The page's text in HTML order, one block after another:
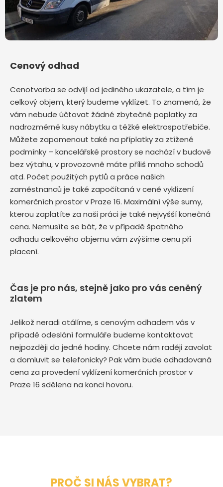
Cenový odhad
Cenotvorba se odvíjí od jediného ukazatele, a tím je
celkový objem, který budeme vyklízet. To znamená, že
vám nebude účtovat žádné zbytečné poplatky za
nadrozměrné kusy nábytku a těžké elektrospotřebiče.
Můžete zapomenout také na příplatky za ztížené
podmínky – kancelářské prostory se nachází v budově
bez výtahu, v provozovně máte příliš mnoho schodů
atd. Počet použitých pytlů a práce našich
zaměstnanců je také započítaná v ceně vyklízení
komerčních prostor v Praze 16. Maximální výše sumy,
kterou zaplatíte za naši práci je také nejvyšší konečná
cena. Nemusíte se bát, že v případě špatného
odhadu celkového objemu vám zvýšíme cenu při
placení.
Čas je pro nás, stejně jako pro vás ceněný
zlatem
Jelikož neradi otálíme, s cenovým odhadem vás v
případě odeslání formuláře budeme kontaktovat
nejpozději do jedné hodiny. Chcete nám raději zavolat
a domluvit se telefonicky? Pak vám bude odhadovaná
cena za provedení vyklízení komerčních prostor v
Praze 16 sdělena na konci hovoru.
PROČ SI NÁS VYBRAT?